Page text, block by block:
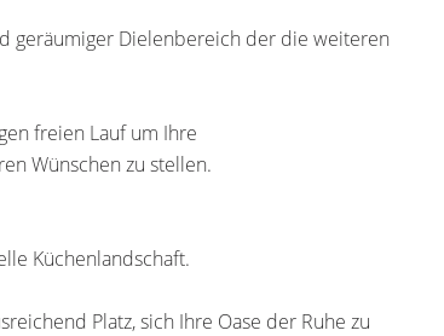
geräumiger Dielenbereich der die weiteren
freien Lauf um Ihre
Wünschen zu stellen.
Küchenlandschaft.
Platz, sich Ihre Oase der Ruhe zu